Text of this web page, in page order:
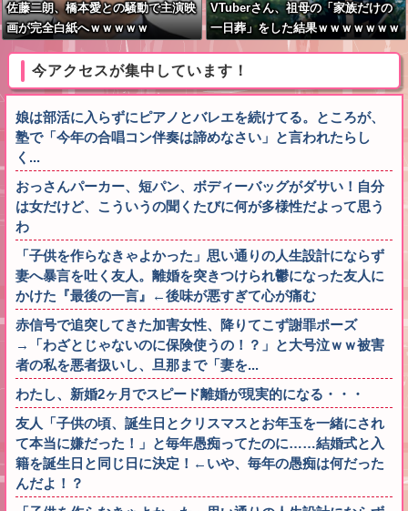
佐藤二朗、橋本愛との騒動で主演映
画が完全白紙へｗｗｗｗｗ
VTuberさん、祖母の「家族だけの
一日葬」をした結果ｗｗｗｗｗｗｗ
今アクセスが集中しています！
娘は部活に入らずにピアノとバレエを続けてる。ところが、
塾で「今年の合唱コン伴奏は諦めなさい」と言われたらし
く...
おっさんパーカー、短パン、ボディーバッグがダサい！自分
は女だけど、こういうの聞くたびに何が多様性だよって思う
わ
「子供を作らなきゃよかった」思い通りの人生設計にならず
妻へ暴言を吐く友人。離婚を突きつけられ鬱になった友人に
かけた『最後の一言』←後味が悪すぎて心が痛む
赤信号で追突してきた加害女性、降りてこず謝罪ポーズ
→「わざとじゃないのに保険使うの！？」と大号泣ｗｗ被害
者の私を悪者扱いし、旦那まで「妻を...
わたし、新婚2ヶ月でスピード離婚が現実的になる・・・
友人「子供の頃、誕生日とクリスマスとお年玉を一緒にされ
て本当に嫌だった！」と毎年愚痴ってたのに……結婚式と入
籍を誕生日と同じ日に決定！←いや、毎年の愚痴は何だった
んだよ！？